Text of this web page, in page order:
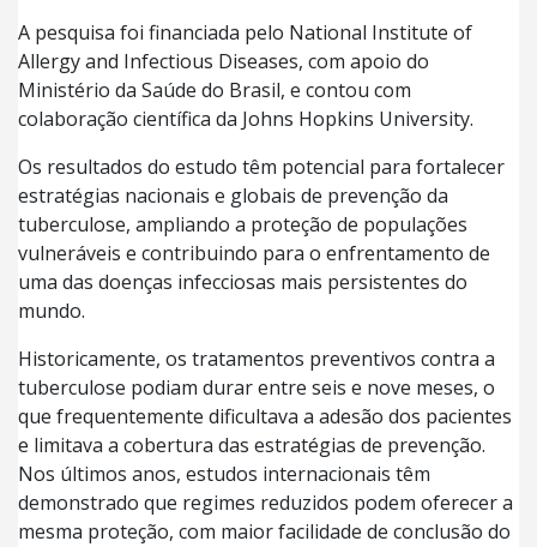
A pesquisa foi financiada pelo National Institute of
Allergy and Infectious Diseases, com apoio do
Ministério da Saúde do Brasil, e contou com
colaboração científica da Johns Hopkins University.
Os resultados do estudo têm potencial para fortalecer
estratégias nacionais e globais de prevenção da
tuberculose, ampliando a proteção de populações
vulneráveis e contribuindo para o enfrentamento de
uma das doenças infecciosas mais persistentes do
mundo.
Historicamente, os tratamentos preventivos contra a
tuberculose podiam durar entre seis e nove meses, o
que frequentemente dificultava a adesão dos pacientes
e limitava a cobertura das estratégias de prevenção.
Nos últimos anos, estudos internacionais têm
demonstrado que regimes reduzidos podem oferecer a
mesma proteção, com maior facilidade de conclusão do